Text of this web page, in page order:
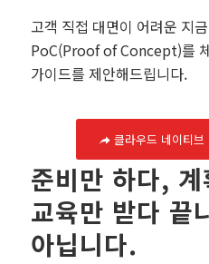
고객 직접 대면이 어려운 지
PoC(Proof of Concept)를
가이드를 제안해드립니다.
클라우드 네이티
준비만 하다,
교육만 받다 끝
아닙니다.